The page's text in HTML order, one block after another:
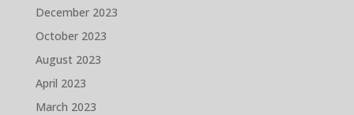
December 2023
October 2023
August 2023
April 2023
March 2023